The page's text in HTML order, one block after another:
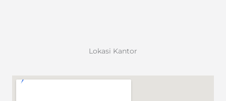
Lokasi Kantor